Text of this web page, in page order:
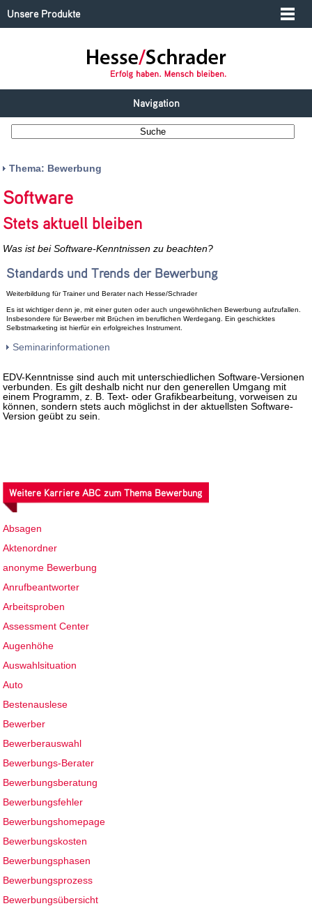
Unsere Produkte
Navigation
Thema: Bewerbung
Software
Stets aktuell bleiben
Was ist bei Software-Kenntnissen zu beachten?
Standards und Trends der Bewerbung
Weiterbildung für Trainer und Berater nach Hesse/Schrader
Es ist wichtiger denn je, mit einer guten oder auch ungewöhnlichen Bewerbung aufzufallen.
Insbesondere für Bewerber mit Brüchen im beruflichen Werdegang. Ein geschicktes
Selbstmarketing ist hierfür ein erfolgreiches Instrument.
Seminarinformationen
EDV-Kenntnisse sind auch mit unterschiedlichen Software-Versionen
verbunden. Es gilt deshalb nicht nur den generellen Umgang mit
einem Programm, z. B. Text- oder Grafikbearbeitung, vorweisen zu
können, sondern stets auch möglichst in der aktuellsten Software-
Version geübt zu sein.
Weitere Karriere ABC zum Thema Bewerbung
Absagen
Aktenordner
anonyme Bewerbung
Anrufbeantworter
Arbeitsproben
Assessment Center
Augenhöhe
Auswahlsituation
Auto
Bestenauslese
Bewerber
Bewerberauswahl
Bewerbungs-Berater
Bewerbungsberatung
Bewerbungsfehler
Bewerbungshomepage
Bewerbungskosten
Bewerbungsphasen
Bewerbungsprozess
Bewerbungsübersicht